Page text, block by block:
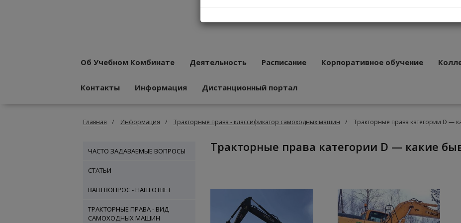
Об Учебном Комбинате Деятельность Расписание Корпоративное обучение
Контакты Информация Дистанционный портал
Главная Информация Тракторные права - классификатор самоходных машин Тракторные права категории D —
ЧАСТО ЗАДАВАЕМЫЕ ВОПРОСЫ
СТАТЬИ
ВАШ ВОПРОС - НАШ ОТВЕТ
ТРАКТОРНЫЕ ПРАВА - ВИД
САМОХОДНЫХ МАШИН
Тракторные права категории D — какие